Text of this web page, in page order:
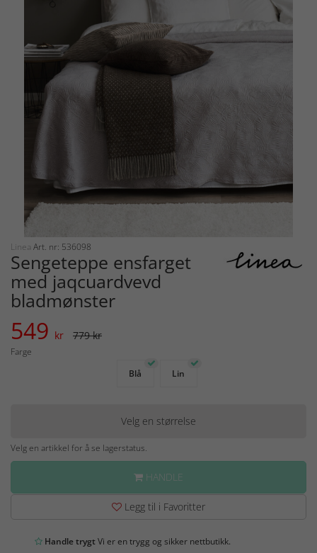
Linea Art. nr: 536098
Sengeteppe ensfarget
med jaqcuardvevd
bladmønster
549 kr 779 kr
Farge
Blå
Lin
Velg en størrelse
Velg en artikkel for å se lagerstatus.
HANDLE
Legg til i Favoritter
Handle trygtVi er en trygg og sikker nettbutikk.